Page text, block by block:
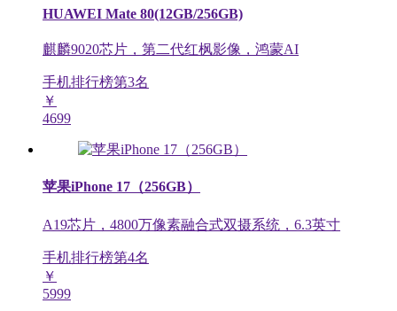
HUAWEI Mate 80(12GB/256GB)
麒麟9020芯片，第二代红枫影像，鸿蒙AI
手机排行榜第3名
￥
4699
苹果iPhone 17（256GB）
A19芯片，4800万像素融合式双摄系统，6.3英寸
手机排行榜第4名
￥
5999